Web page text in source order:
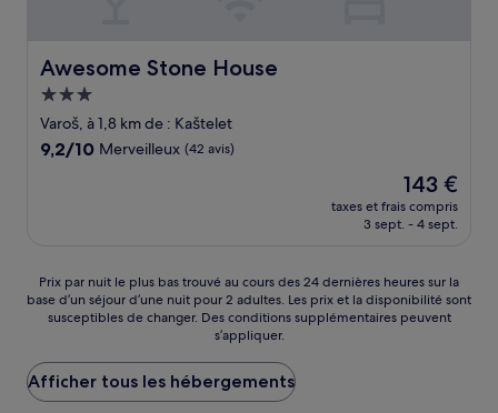
Awesome Stone House
Awesome Stone House
Hébergement
3.0 étoiles
Varoš, à 1,8 km de : Kaštelet
9.2
9,2/10 Merveilleux (42 avis)
Le
nouveau
prix
143 €
143 €
taxes et frais compris
3 sept. - 4 sept.
Prix
par
nuit
plus
bas
trouvé
Prix par nuit le plus bas trouvé au cours des 24 dernières heures sur la
base d’un séjour d’une nuit pour 2 adultes. Les prix et la disponibilité sont
susceptibles de changer. Des conditions supplémentaires peuvent
s’appliquer.
Afficher tous les hébergements